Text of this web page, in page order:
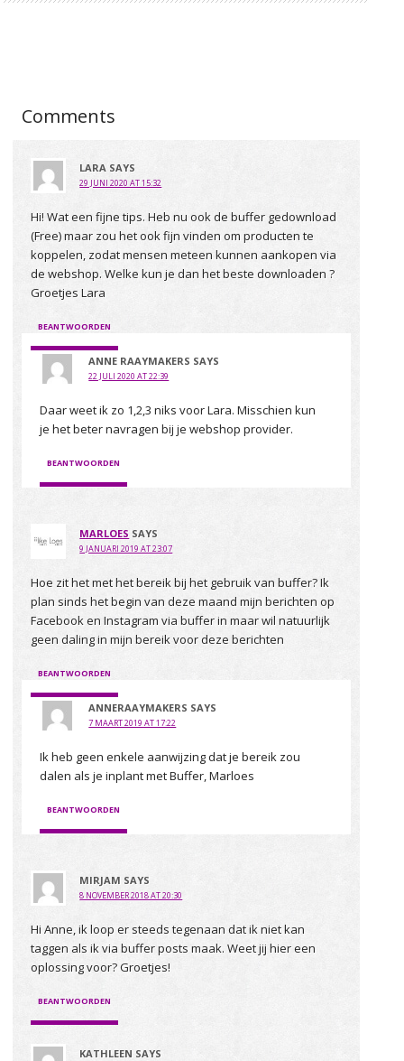
Comments
LARA SAYS
29 JUNI 2020 AT 15:32
Hi! Wat een fijne tips. Heb nu ook de buffer gedownload
(Free) maar zou het ook fijn vinden om producten te
koppelen, zodat mensen meteen kunnen aankopen via
de webshop. Welke kun je dan het beste downloaden ?
Groetjes Lara
BEANTWOORDEN
ANNE RAAYMAKERS SAYS
22 JULI 2020 AT 22:39
Daar weet ik zo 1,2,3 niks voor Lara. Misschien kun
je het beter navragen bij je webshop provider.
BEANTWOORDEN
MARLOES SAYS
9 JANUARI 2019 AT 23:07
Hoe zit het met het bereik bij het gebruik van buffer? Ik
plan sinds het begin van deze maand mijn berichten op
Facebook en Instagram via buffer in maar wil natuurlijk
geen daling in mijn bereik voor deze berichten
BEANTWOORDEN
ANNERAAYMAKERS SAYS
7 MAART 2019 AT 17:22
Ik heb geen enkele aanwijzing dat je bereik zou
dalen als je inplant met Buffer, Marloes
BEANTWOORDEN
MIRJAM SAYS
8 NOVEMBER 2018 AT 20:30
Hi Anne, ik loop er steeds tegenaan dat ik niet kan
taggen als ik via buffer posts maak. Weet jij hier een
oplossing voor? Groetjes!
BEANTWOORDEN
KATHLEEN SAYS